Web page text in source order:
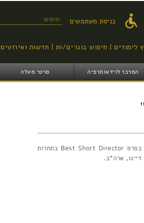
העיקרי
טופס חיפוש כניסת משתמשים
לימודים חיפוש בוגרים/ות חדשות ואירועים
המרכז לוידאותרפיה סרטי מעלה
הסרט "פיגוע" בבימויו של יונתן שחוח זכה בפרס Best Short Director בתחרות
דייגו, ארה"ב.